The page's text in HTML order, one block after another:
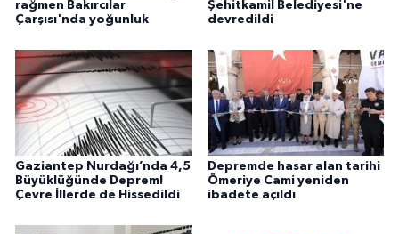
rağmen Bakırcılar
Çarşısı'nda yoğunluk
Şehitkamil Belediyesi'ne
devredildi
Gaziantep Nurdağı’nda 4,5
Büyüklüğünde Deprem!
Çevre İllerde de Hissedildi
Depremde hasar alan tarihi
Ömeriye Cami yeniden
ibadete açıldı